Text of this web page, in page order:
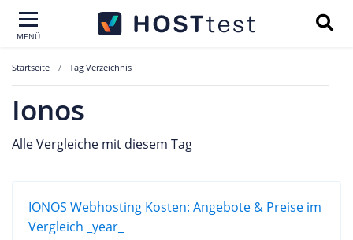
MENÜ
Startseite Tag Verzeichnis
Ionos
Alle Vergleiche mit diesem Tag
IONOS Webhosting Kosten: Angebote & Preise im
Vergleich _year_